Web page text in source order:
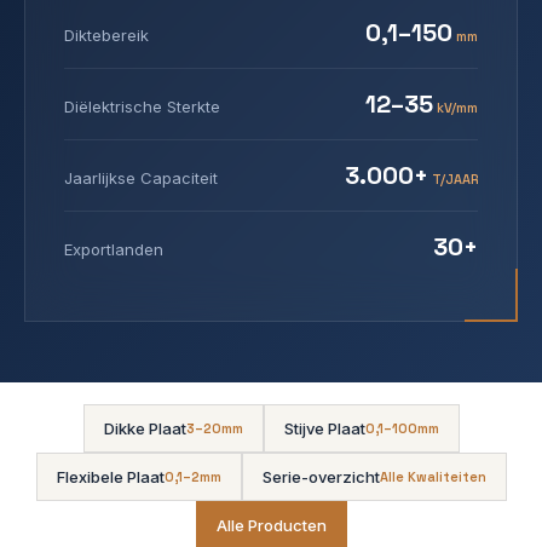
Diktebereik 0,1–150 mm
Diëlektrische Sterkte 12–35 kV/mm
Jaarlijkse Capaciteit 3.000+ T/JAAR
Exportlanden 30+
Dikke Plaat3–20mm Stijve Plaat0,1–100mm
Flexibele Plaat0,1–2mm Serie-overzichtAlle Kwaliteiten
Alle Producten